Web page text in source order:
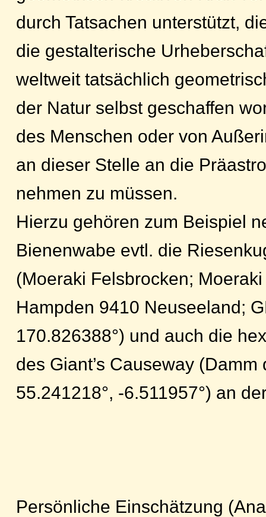
durch Tatsachen unterstützt,
die gestalterische
weltweit tatsächlich
der Natur selbst geschaffen
des Menschen oder von
an dieser Stelle an die
nehmen zu müssen.
Hierzu gehören zum Beispiel
Bienenwabe evtl. die
(Moeraki Felsbrocken;
Hampden 9410 Neuseeland;
170.826388°) und auch die
des Giant’s Causeway
55.241218°, -6.511957°) an
Persönliche Einschätzung